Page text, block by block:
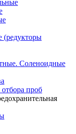
(редукторы
Соленоидные
проб